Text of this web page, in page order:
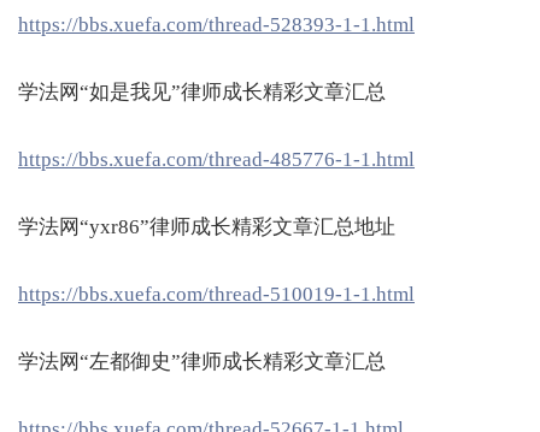
https://bbs.xuefa.com/thread-528393-1-1.html
学法网“如是我见”律师成长精彩文章汇总
https://bbs.xuefa.com/thread-485776-1-1.html
学法网“yxr86”律师成长精彩文章汇总地址
https://bbs.xuefa.com/thread-510019-1-1.html
学法网“左都御史”律师成长精彩文章汇总